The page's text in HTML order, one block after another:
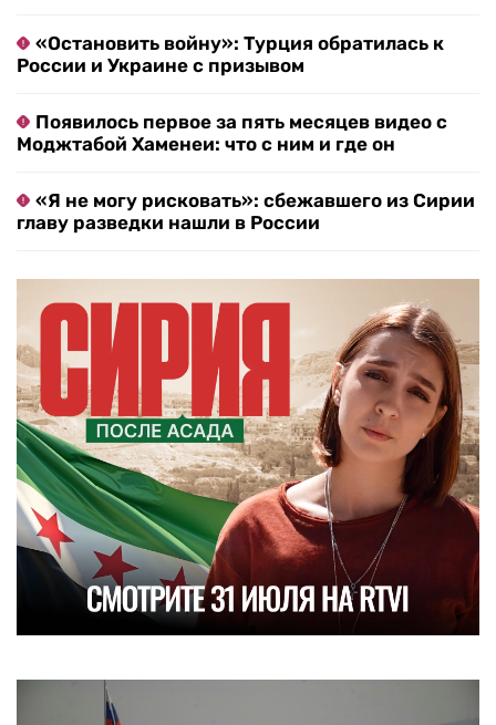
«Остановить войну»: Турция обратилась к
России и Украине с призывом
Появилось первое за пять месяцев видео с
Моджтабой Хаменеи: что с ним и где он
«Я не могу рисковать»: сбежавшего из Сирии
главу разведки нашли в России